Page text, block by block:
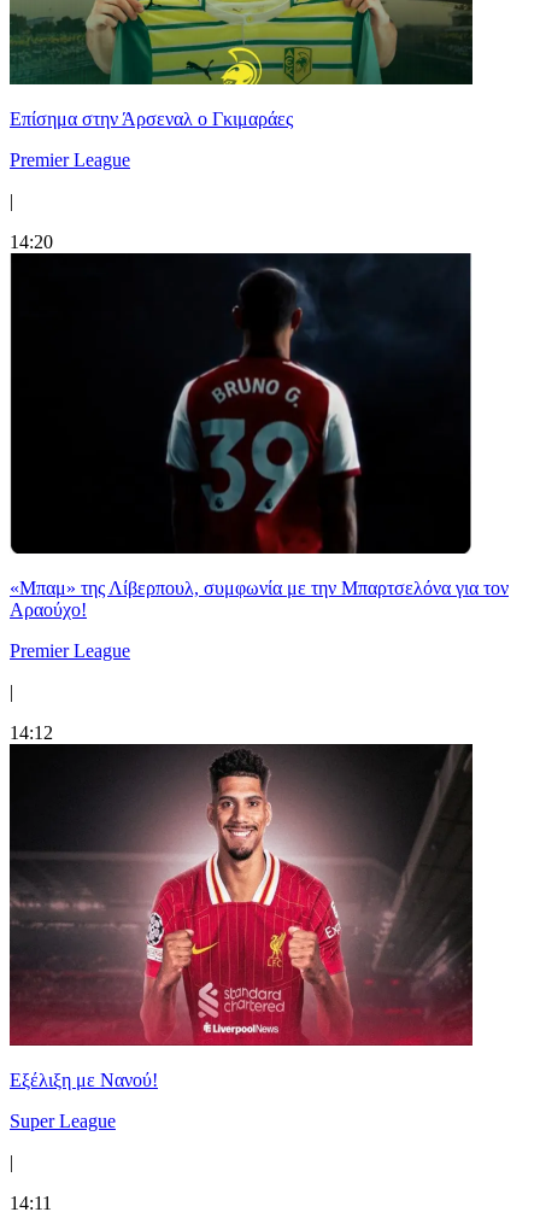
Επίσημα στην Άρσεναλ ο Γκιμαράες
Premier League
|
14:20
«Μπαμ» της Λίβερπουλ, συμφωνία με την Μπαρτσελόνα για τον
Αραούχο!
Premier League
|
14:12
Εξέλιξη με Νανού!
Super League
|
14:11